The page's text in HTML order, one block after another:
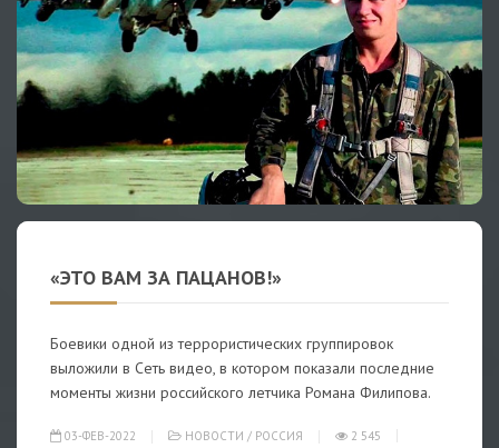
«ЭТО ВАМ ЗА ПАЦАНОВ!»
Боевики одной из террористических группировок
выложили в Сеть видео, в котором показали последние
моменты жизни российского летчика Романа Филипова.
03-ФЕВ-2022 НОВОСТИ / РОССИЯ 2 545